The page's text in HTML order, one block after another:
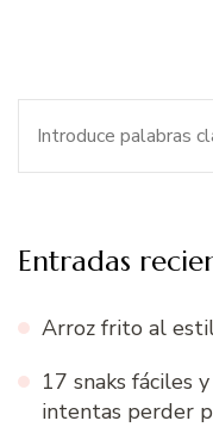
Entradas
Arroz frito al
17 snaks fáciles
intentas perder